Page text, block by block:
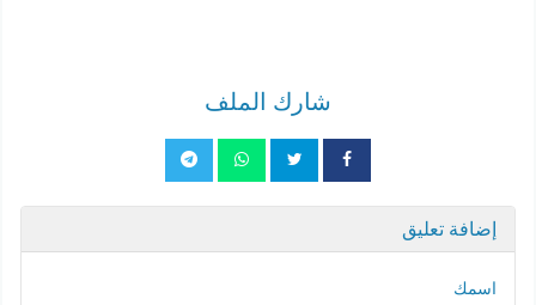
شارك الملف
إضافة تعليق
اسمك